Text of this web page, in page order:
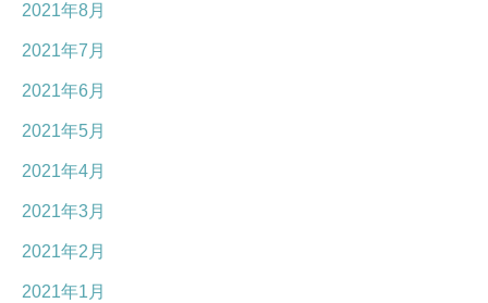
2021年8月
2021年7月
2021年6月
2021年5月
2021年4月
2021年3月
2021年2月
2021年1月